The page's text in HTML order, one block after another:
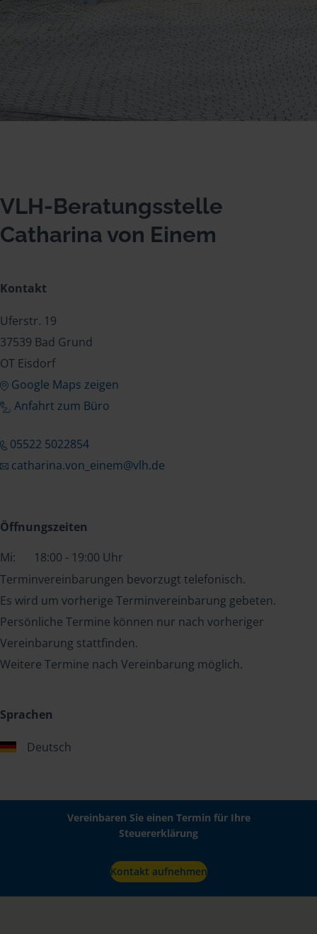
VLH-Beratungsstelle
Catharina von Einem
Kontakt
Uferstr. 19
37539 Bad Grund
OT Eisdorf
Google Maps zeigen
Anfahrt zum Büro
05522 5022854
catharina.von_einem@vlh.de
Öffnungszeiten
Mi:
18:00 - 19:00 Uhr
Terminvereinbarungen bevorzugt telefonisch.
Es wird um vorherige Terminvereinbarung gebeten.
Persönliche Termine können nur nach vorheriger
Vereinbarung stattfinden.
Weitere Termine nach Vereinbarung möglich.
Sprachen
Deutsch
Vereinbaren Sie einen Termin für Ihre
Steuererklärung
Kontakt aufnehmen